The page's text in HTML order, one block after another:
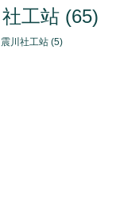
社工站 (65)
震川社工站 (5)